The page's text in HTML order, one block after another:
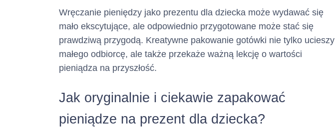
Wręczanie pieniędzy jako prezentu dla dziecka może wydawać się
mało ekscytujące, ale odpowiednio przygotowane może stać się
prawdziwą przygodą. Kreatywne pakowanie gotówki nie tylko ucieszy
małego odbiorcę, ale także przekaże ważną lekcję o wartości
pieniądza na przyszłość.
Jak oryginalnie i ciekawie zapakować
pieniądze na prezent dla dziecka?
Adres :
(siedziba)
Numer telefonu :